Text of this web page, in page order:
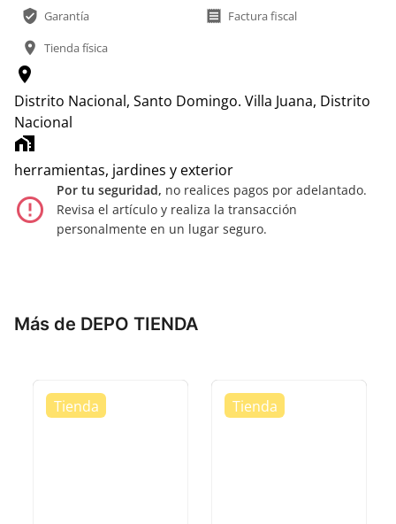
verified_user Garantía receipt Factura fiscal
location_on Tienda física
location_on
Distrito Nacional, Santo Domingo. Villa Juana, Distrito
Nacional
home_work
herramientas, jardines y exterior
error_outline
Por tu seguridad, no realices pagos por adelantado.
Revisa el artículo y realiza la transacción
personalmente en un lugar seguro.
Más de DEPO TIENDA